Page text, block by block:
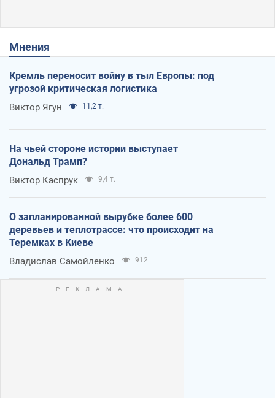
Мнения
Кремль переносит войну в тыл Европы: под
угрозой критическая логистика
Виктор Ягун 11,2 т.
На чьей стороне истории выступает
Дональд Трамп?
Виктор Каспрук 9,4 т.
О запланированной вырубке более 600
деревьев и теплотрассе: что происходит на
Теремках в Киеве
Владислав Самойленко 912